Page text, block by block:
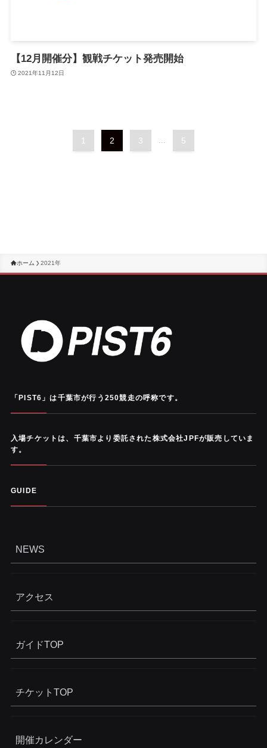
【12月開催分】観戦チケット発売開始
2021年11月12日
1 2 3 ... 5
ホーム 2021年
「PIST6」は千葉市が行う250競走の呼称です。
入場チケットは、千葉市より委託された株式会社JPFが販売していま
す。
GUIDE
NEWS
アクセス
ガイドTOP
チケットTOP
開催カレンダー